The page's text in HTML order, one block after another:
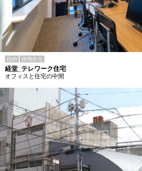
目的 併用住宅
経堂_テレワーク住宅
オフィスと住宅の中間